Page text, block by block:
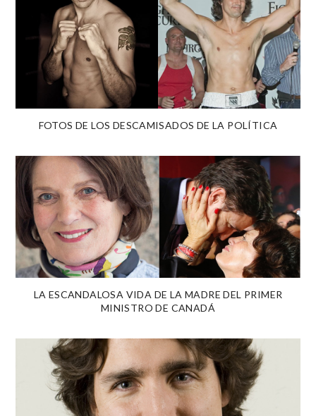
FOTOS DE LOS DESCAMISADOS DE LA POLÍTICA
LA ESCANDALOSA VIDA DE LA MADRE DEL PRIMER
MINISTRO DE CANADÁ